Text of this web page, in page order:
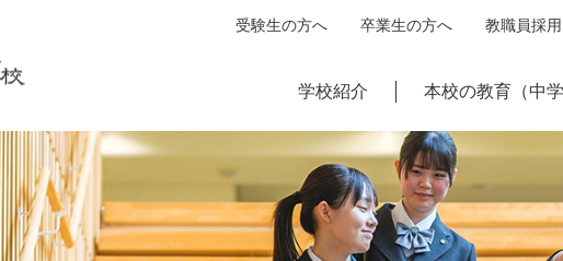
受験生の方へ 卒業生の方へ 教職員採用
学校紹介 本校の教育（中学